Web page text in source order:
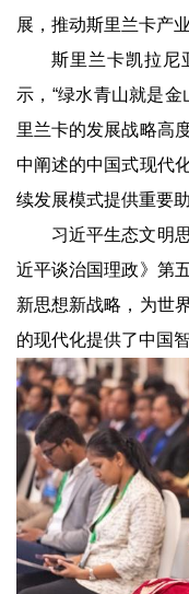
展，推动斯里兰卡产
斯里兰卡凯拉尼
示，“绿水青山就是
里兰卡的发展战略高
中阐述的中国式现代
续发展模式提供重要
习近平生态文明
近平谈治国理政》第
新思想新战略，为世
的现代化提供了中国